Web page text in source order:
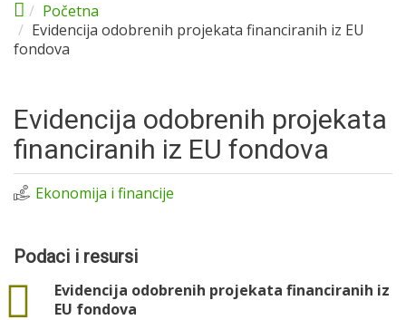
Početna
Evidencija odobrenih projekata financiranih iz EU
fondova
Evidencija odobrenih projekata
financiranih iz EU fondova
Ekonomija i financije
Podaci i resursi
Evidencija odobrenih projekata financiranih iz
EU fondova
data